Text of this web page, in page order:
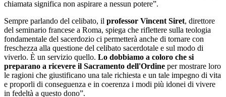
chiamata significa non aspirare a nessun potere”.
Sempre parlando del celibato, il professor Vincent Siret, direttore
del seminario francese a Roma, spiega che riflettere sulla teologia
fondamentale del sacerdozio ci permetterà anche di tornare con
freschezza alla questione del celibato sacerdotale e sul modo di
viverlo. È un servizio quello. Lo dobbiamo a coloro che si
preparano a ricevere il Sacramento dell'Ordine per mostrare loro
le ragioni che giustificano una tale richiesta e un tale impegno di vita
e proporli di conseguenza e in coerenza i modi più idonei di vivere
in fedeltà a questo dono”.